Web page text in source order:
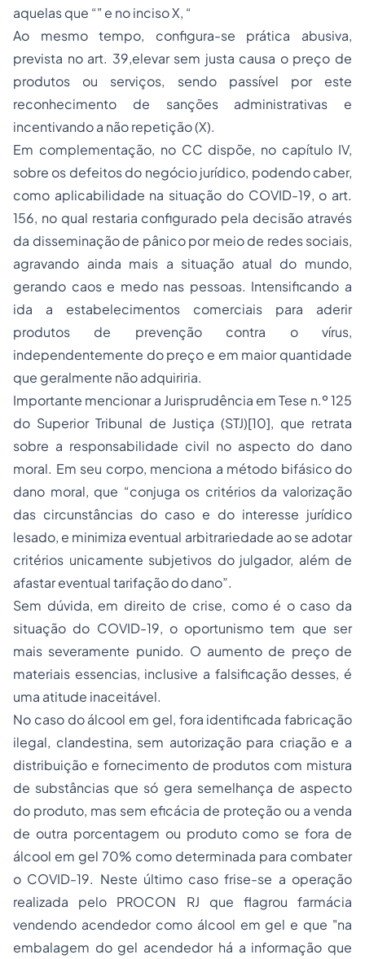
aquelas que “" e no inciso X, “
Ao mesmo tempo, configura-se prática abusiva,
prevista no art. 39,elevar sem justa causa o preço de
produtos ou serviços, sendo passível por este
reconhecimento de sanções administrativas e
incentivando a não repetição (X).
Em complementação, no CC dispõe, no capítulo IV,
sobre os defeitos do negócio jurídico, podendo caber,
como aplicabilidade na situação do COVID-19, o art.
156, no qual restaria configurado pela decisão através
da disseminação de pânico por meio de redes sociais,
agravando ainda mais a situação atual do mundo,
gerando caos e medo nas pessoas. Intensificando a
ida a estabelecimentos comerciais para aderir
produtos de prevenção contra o vírus,
independentemente do preço e em maior quantidade
que geralmente não adquiriria.
Importante mencionar a Jurisprudência em Tese n.º 125
do Superior Tribunal de Justiça (STJ)[10], que retrata
sobre a responsabilidade civil no aspecto do dano
moral. Em seu corpo, menciona a método bifásico do
dano moral, que “conjuga os critérios da valorização
das circunstâncias do caso e do interesse jurídico
lesado, e minimiza eventual arbitrariedade ao se adotar
critérios unicamente subjetivos do julgador, além de
afastar eventual tarifação do dano”.
Sem dúvida, em direito de crise, como é o caso da
situação do COVID-19, o oportunismo tem que ser
mais severamente punido. O aumento de preço de
materiais essencias, inclusive a falsificação desses, é
uma atitude inaceitável.
No caso do álcool em gel, fora identificada fabricação
ilegal, clandestina, sem autorização para criação e a
distribuição e fornecimento de produtos com mistura
de substâncias que só gera semelhança de aspecto
do produto, mas sem eficácia de proteção ou a venda
de outra porcentagem ou produto como se fora de
álcool em gel 70% como determinada para combater
o COVID-19. Neste último caso frise-se a operação
realizada pelo PROCON RJ que flagrou farmácia
vendendo acendedor como álcool em gel e que "na
embalagem do gel acendedor há a informação que